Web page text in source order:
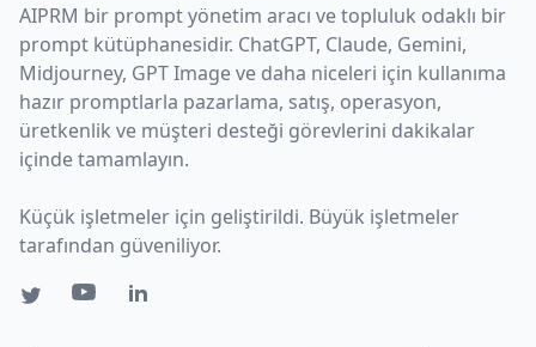
AIPRM bir prompt yönetim aracı ve topluluk odaklı bir
prompt kütüphanesidir. ChatGPT, Claude, Gemini,
Midjourney, GPT Image ve daha niceleri için kullanıma
hazır promptlarla pazarlama, satış, operasyon,
üretkenlik ve müşteri desteği görevlerini dakikalar
içinde tamamlayın.
Küçük işletmeler için geliştirildi. Büyük işletmeler
tarafından güveniliyor.